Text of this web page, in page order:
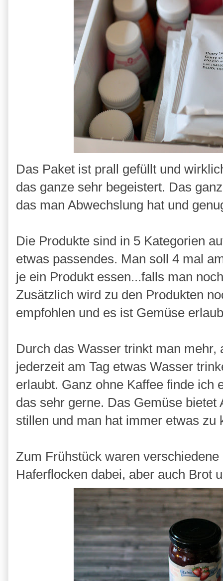
Das Paket ist prall gefüllt und
das ganze sehr begeistert. Das
das man Abwechslung hat und
Die Produkte sind in 5 Kategorien
etwas passendes. Man soll 4 mal
je ein Produkt essen...falls man
Zusätzlich wird zu den Produkten
empfohlen und es ist Gemüse
Durch das Wasser trinkt man
jederzeit am Tag etwas Wasser
erlaubt. Ganz ohne Kaffee finde ich
das sehr gerne. Das Gemüse
stillen und man hat immer etwas zu
Zum Frühstück waren
Haferflocken dabei, aber auch Brot